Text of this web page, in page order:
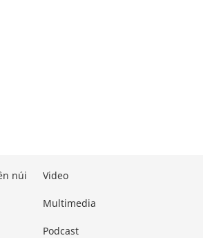
núi Video
Multimedia
Podcast